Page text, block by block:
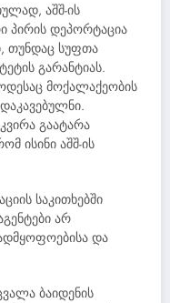
აშშ-ის
პირის დეპორტაცია
თუნდაც სუფთა
გარანტიას.
მოქალაქეობის
გაატარა
ისინი აშშ-ის
საკითხებში
არ
და
ბაიდენის